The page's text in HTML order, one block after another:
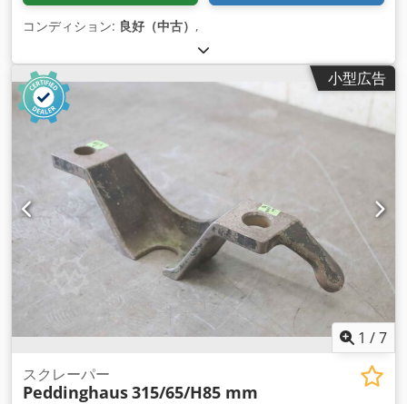
コンディション: 良好（中古） ,
小型広告
1 /7
スクレーパー
Peddinghaus315/65/H85 mm